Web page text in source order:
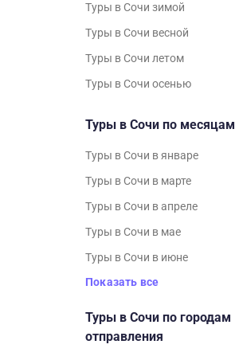
Туры в Сочи зимой
Туры в Сочи весной
Туры в Сочи летом
Туры в Сочи осенью
Туры в Сочи по месяцам
Туры в Сочи в январе
Туры в Сочи в марте
Туры в Сочи в апреле
Туры в Сочи в мае
Туры в Сочи в июне
Показать все
Туры в Сочи по городам
отправления